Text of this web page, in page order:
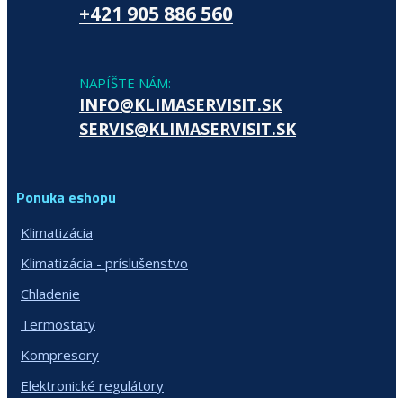
+421 905 886 560
NAPÍŠTE NÁM:
INFO@KLIMASERVISIT.SK
SERVIS@KLIMASERVISIT.SK
Ponuka eshopu
Klimatizácia
Klimatizácia - príslušenstvo
Chladenie
Termostaty
Kompresory
Elektronické regulátory